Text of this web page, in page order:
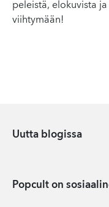
peleistä, elokuvista
viihtymään!
Uutta blogissa
Popcult on